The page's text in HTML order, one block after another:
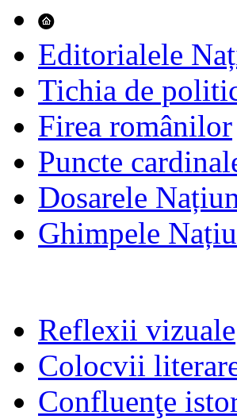
Editorialele
Tichia de
Firea românilor
Puncte
Dosarele
Ghimpele
Reflexii vizuale
Colocvii
Confluenţe